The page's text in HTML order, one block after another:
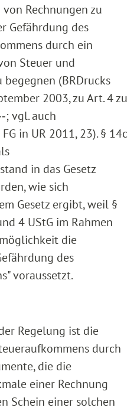
Rechnungen zu
Gefährdung des
durch ein
Steuer und
begegnen (BRDrucks
2003, zu Art. 4 zu
vgl. auch
in UR 2011, 23). § 14c
in das Gesetz
wie sich
Gesetz ergibt, weil §
4 UStG im Rahmen
die
des
voraussetzt.
Regelung ist die
durch
die die
einer Rechnung
Schein einer solchen